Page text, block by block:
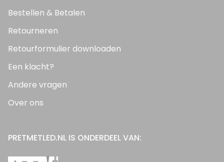
Bestellen & Betalen
Retourneren
Retourformulier downloaden
Een klacht?
Andere vragen
Over ons
PRETMETLED.NL IS ONDERDEEL VAN: